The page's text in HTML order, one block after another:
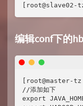
编辑conf下的
[root@master-
//添加如下
export